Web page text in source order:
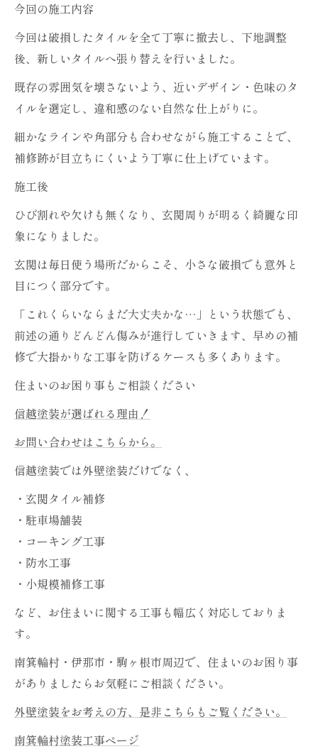
今回の施工内容
今回は破損したタイルを全て丁寧に撤去し、下地調整
後、新しいタイルへ張り替えを行いました。
既存の雰囲気を壊さないよう、近いデザイン・色味のタ
イルを選定し、違和感のない自然な仕上がりに。
細かなラインや角部分も合わせながら施工することで、
補修跡が目立ちにくいよう丁寧に仕上げています。
施工後
ひび割れや欠けも無くなり、玄関周りが明るく綺麗な印
象になりました。
玄関は毎日使う場所だからこそ、小さな破損でも意外と
目につく部分です。
「これくらいならまだ大丈夫かな…」という状態でも、
前述の通りどんどん傷みが進行していきます、早めの補
修で大掛かりな工事を防げるケースも多くあります。
住まいのお困り事もご相談ください
信越塗装が選ばれる理由！
お問い合わせはこちらから。
信越塗装では外壁塗装だけでなく、
・玄関タイル補修
・駐車場舗装
・コーキング工事
・防水工事
・小規模補修工事
など、お住まいに関する工事も幅広く対応しておりま
す。
南箕輪村・伊那市・駒ヶ根市周辺で、住まいのお困り事
がありましたらお気軽にご相談ください。
外壁塗装をお考えの方、是非こちらもご覧ください。
南箕輪村塗装工事ページ